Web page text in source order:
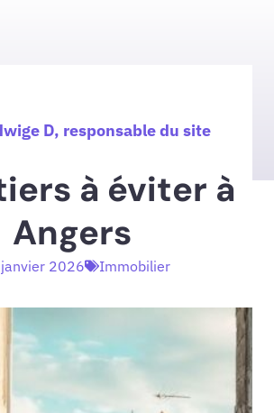
D, responsable du site
à éviter à
Angers
2026 Immobilier